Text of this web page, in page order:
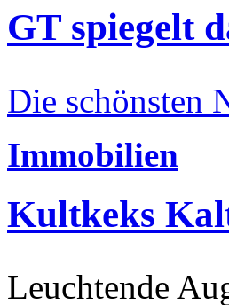
GT spiegelt
Die schönsten
Immobilien
Kultkeks
Leuchtende